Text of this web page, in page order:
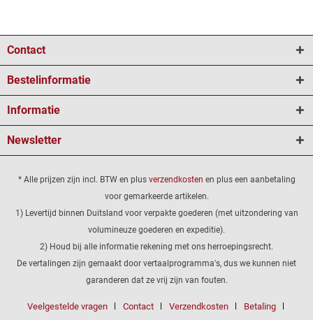
Contact
Bestelinformatie
Informatie
Newsletter
* Alle prijzen zijn incl. BTW en plus verzendkosten en plus een aanbetaling
voor gemarkeerde artikelen.
1) Levertijd binnen Duitsland voor verpakte goederen (met uitzondering van
volumineuze goederen en expeditie).
2) Houd bij alle informatie rekening met ons herroepingsrecht.
De vertalingen zijn gemaakt door vertaalprogramma's, dus we kunnen niet
garanderen dat ze vrij zijn van fouten.
Veelgestelde vragen Contact Verzendkosten Betaling